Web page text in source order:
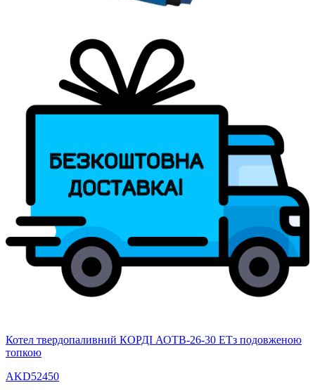
Котел твердопаливний КОРДІ АОТВ-26-30 ЕТз подовженою
топкою
AKD52450